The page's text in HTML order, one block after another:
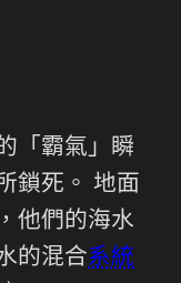
「霸氣」瞬
鎖死。 地面
他們的海水
的混合系統